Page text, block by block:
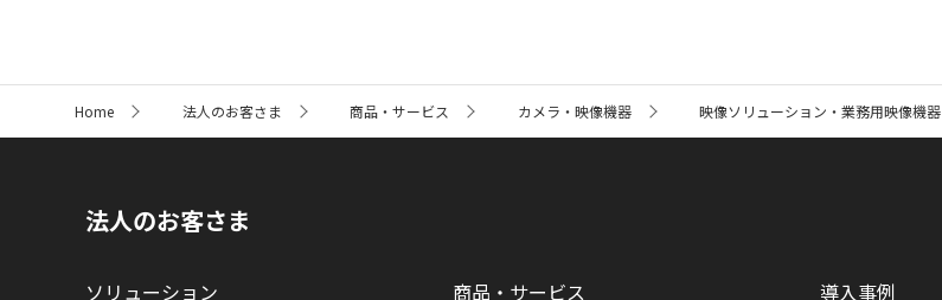
ト
Home 法人のお客さま 商品・サービス カメラ・映像機器 映像ソリューション・業務用映像機器
法人のお客さま
ソリューション 商品・サービス 導入事例